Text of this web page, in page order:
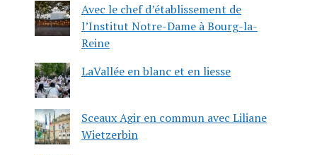
Avec le chef d’établissement de
l’Institut Notre-Dame à Bourg-la-
Reine
LaVallée en blanc et en liesse
Sceaux Agir en commun avec Liliane
Wietzerbin